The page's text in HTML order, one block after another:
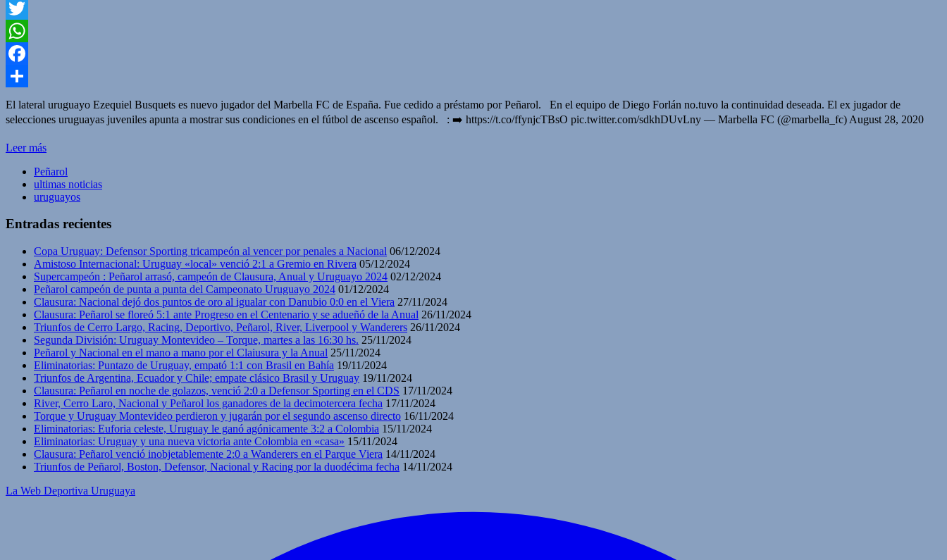
Twitter
WhatsApp
Facebook
Compartir
El lateral uruguayo Ezequiel Busquets es nuevo jugador del Marbella FC de España. Fue cedido a préstamo por Peñarol. En el equipo de Diego Forlán no.tuvo la continuidad deseada. El ex jugador de
selecciones uruguayas juveniles apunta a mostrar sus condiciones en el fútbol de ascenso español. : ➡️ https://t.co/ffynjcTBsO pic.twitter.com/sdkhDUvLny — Marbella FC (@marbella_fc) August 28, 2020
Leer más
Peñarol
ultimas noticias
uruguayos
Entradas recientes
Copa Uruguay: Defensor Sporting tricampeón al vencer por penales a Nacional 06/12/2024
Amistoso Internacional: Uruguay «local» venció 2:1 a Gremio en Rivera 05/12/2024
Supercampeón : Peñarol arrasó, campeón de Clausura, Anual y Uruguayo 2024 02/12/2024
Peñarol campeón de punta a punta del Campeonato Uruguayo 2024 01/12/2024
Clausura: Nacional dejó dos puntos de oro al igualar con Danubio 0:0 en el Viera 27/11/2024
Clausura: Peñarol se floreó 5:1 ante Progreso en el Centenario y se adueñó de la Anual 26/11/2024
Triunfos de Cerro Largo, Racing, Deportivo, Peñarol, River, Liverpool y Wanderers 26/11/2024
Segunda División: Uruguay Montevideo – Torque, martes a las 16:30 hs. 25/11/2024
Peñarol y Nacional en el mano a mano por el Claiusura y la Anual 25/11/2024
Eliminatorias: Puntazo de Uruguay, empató 1:1 con Brasil en Bahía 19/11/2024
Triunfos de Argentina, Ecuador y Chile; empate clásico Brasil y Uruguay 19/11/2024
Clausura: Peñarol en noche de golazos, venció 2:0 a Defensor Sporting en el CDS 17/11/2024
River, Cerro Laro, Nacional y Peñarol los ganadores de la decimotercera fecha 17/11/2024
Torque y Uruguay Montevideo perdieron y jugarán por el segundo ascenso directo 16/11/2024
Eliminatorias: Euforia celeste, Uruguay le ganó agónicamente 3:2 a Colombia 15/11/2024
Eliminatorias: Uruguay y una nueva victoria ante Colombia en «casa» 15/11/2024
Clausura: Peñarol venció inobjetablemente 2:0 a Wanderers en el Parque Viera 14/11/2024
Triunfos de Peñarol, Boston, Defensor, Nacional y Racing por la duodécima fecha 14/11/2024
La Web Deportiva Uruguaya